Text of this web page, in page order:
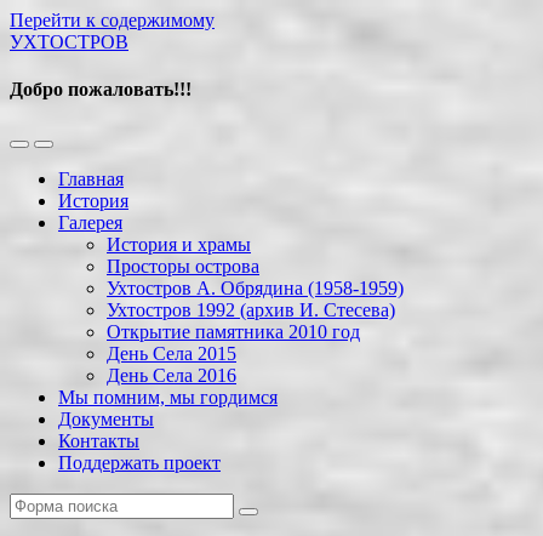
Перейти к содержимому
УХТОСТРОВ
Добро пожаловать!!!
Переключить
мобильное
меню
Переключить
поле
поиска
Главная
История
Галерея
История и храмы
Просторы острова
Ухтостров А. Обрядина (1958-1959)
Ухтостров 1992 (архив И. Стесева)
Открытие памятника 2010 год
День Села 2015
День Села 2016
Мы помним, мы гордимся
Документы
Контакты
Поддержать проект
Поиск